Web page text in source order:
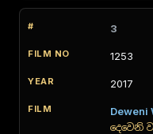
3
1253
2017
Deweni
දෙවෙනි